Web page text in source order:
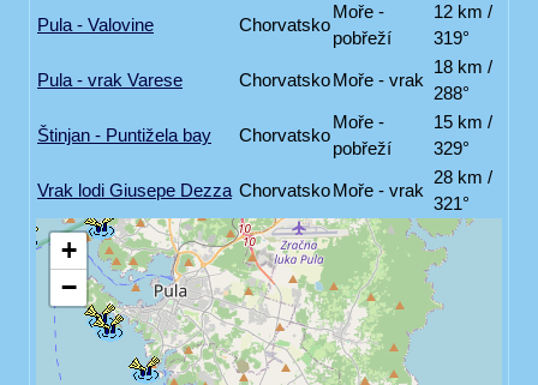
Pula - Valovine Chorvatsko
Moře -
pobřeží
12 km /
319°
Pula - vrak Varese ChorvatskoMoře - vrak
18 km /
288°
Štinjan - Puntižela bay Chorvatsko
Moře -
pobřeží
15 km /
329°
Vrak lodi Giusepe Dezza ChorvatskoMoře - vrak
28 km /
321°